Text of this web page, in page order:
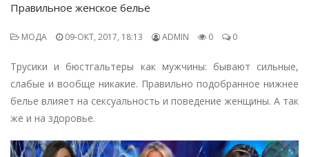
Правильное женское бельё
МОДА 09-ОКТ, 2017, 18:13 ADMIN 0 0
Трусики и бюстгальтеры как мужчины: бывают сильные,
слабые и вообще никакие. Правильно подобранное нижнее
белье влияет на сексуальность и поведение женщины. А так
же и на здоровье.